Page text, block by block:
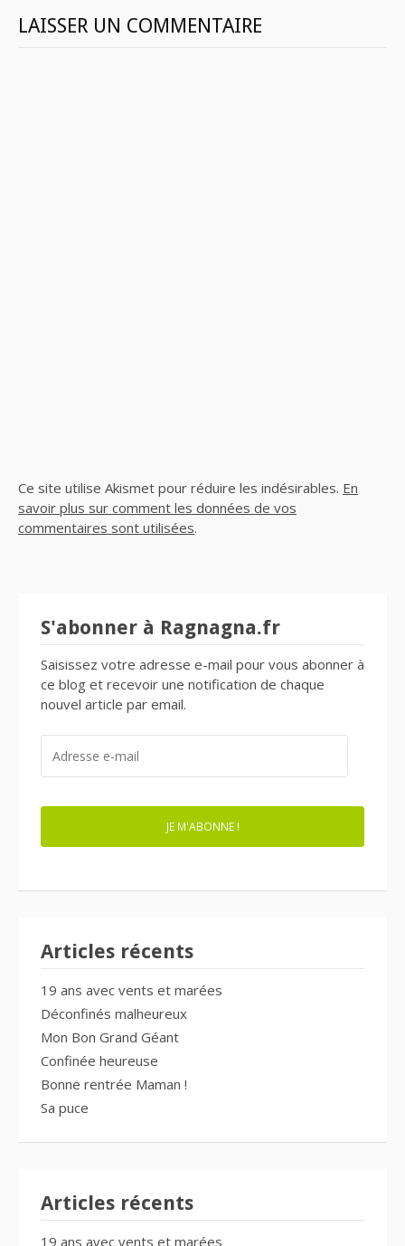
LAISSER UN COMMENTAIRE
Ce site utilise Akismet pour réduire les indésirables. En
savoir plus sur comment les données de vos
commentaires sont utilisées.
S'abonner à Ragnagna.fr
Saisissez votre adresse e-mail pour vous abonner à
ce blog et recevoir une notification de chaque
nouvel article par email.
MAIL
JE M'ABONNE !
Articles récents
19 ans avec vents et marées
Déconfinés malheureux
Mon Bon Grand Géant
Confinée heureuse
Bonne rentrée Maman !
Sa puce
Articles récents
19 ans avec vents et marées